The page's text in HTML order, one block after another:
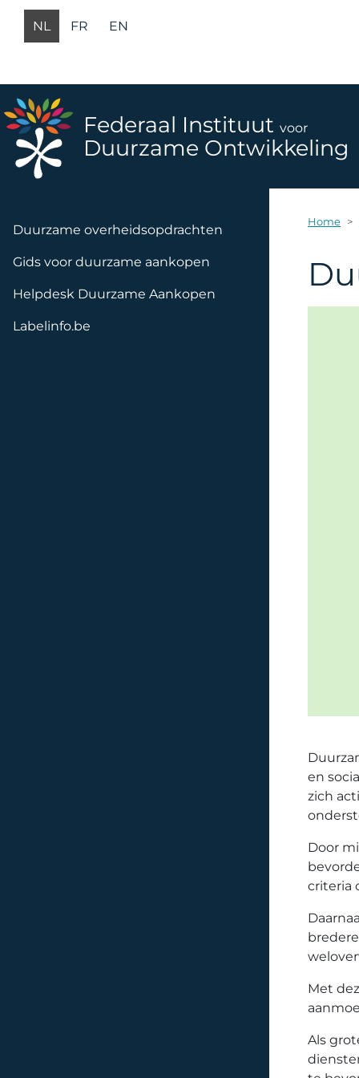
Overslaan en naar de inhoud gaan
NL
FR EN
Federaal Instituut voor
Duurzame Ontwikkeling
Home
en
zich
Door
criteria
Met
Als
Navigation principale
Duurzame overheidsopdrachten
Gids voor duurzame aankopen
Helpdesk Duurzame Aankopen
Labelinfo.be